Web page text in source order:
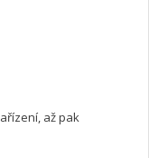
až pak